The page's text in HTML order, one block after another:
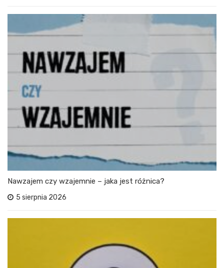
Nawzajem czy wzajemnie – jaka jest różnica?
5 sierpnia 2026